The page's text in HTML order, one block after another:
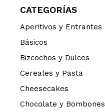
CATEGORÍAS
Aperitivos y Entrantes
Básicos
Bizcochos y Dulces
Cereales y Pasta
Cheesecakes
Chocolate y Bombones